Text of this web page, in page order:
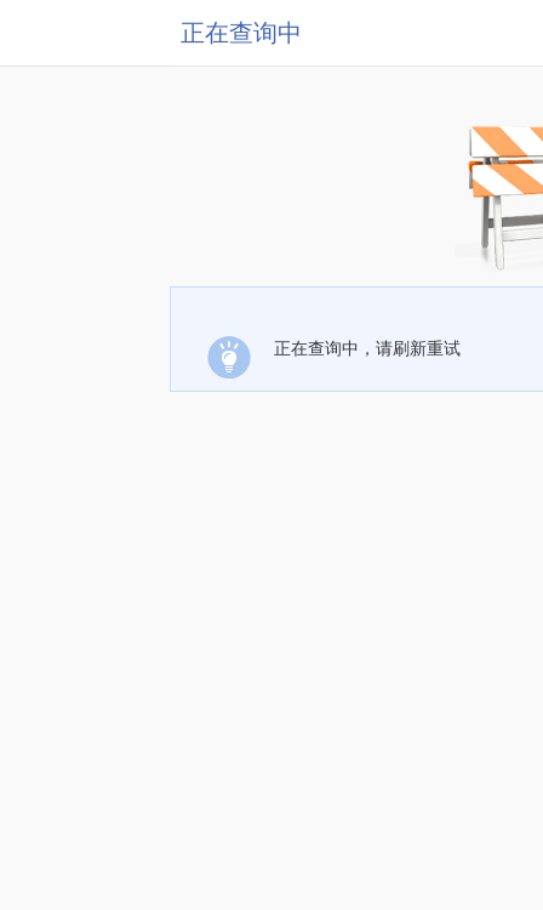
正在查询中
正在查询中，请刷新重试